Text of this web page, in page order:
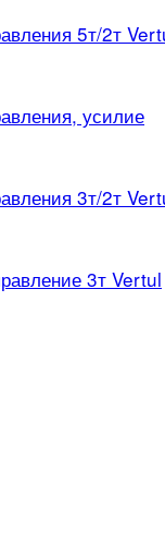
5т/2т
усилие
3т/2т
3т Vertul